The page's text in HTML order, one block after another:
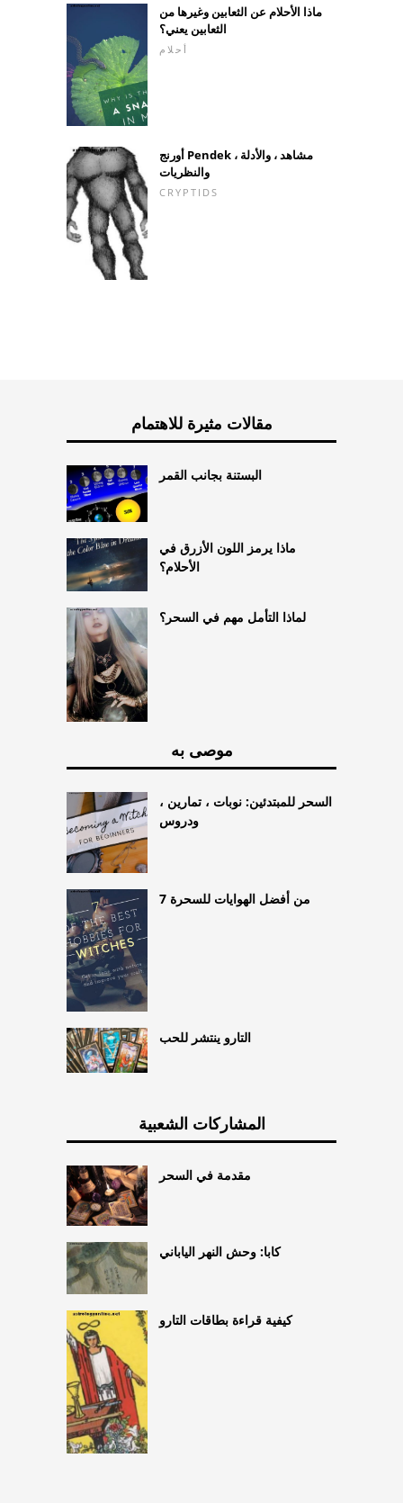
ماذا الأحلام عن الثعابين وغيرها من
الثعابين يعني؟
أحلام
أورنج Pendek مشاهد ، والأدلة ،
والنظريات
CRYPTIDS
مقالات مثيرة للاهتمام
البستنة بجانب القمر
ماذا يرمز اللون الأزرق في
الأحلام؟
لماذا التأمل مهم في السحر؟
موصى به
السحر للمبتدئين: نوبات ، تمارين ،
ودروس
7 من أفضل الهوايات للسحرة
التارو ينتشر للحب
المشاركات الشعبية
مقدمة في السحر
كابا: وحش النهر الياباني
كيفية قراءة بطاقات التارو